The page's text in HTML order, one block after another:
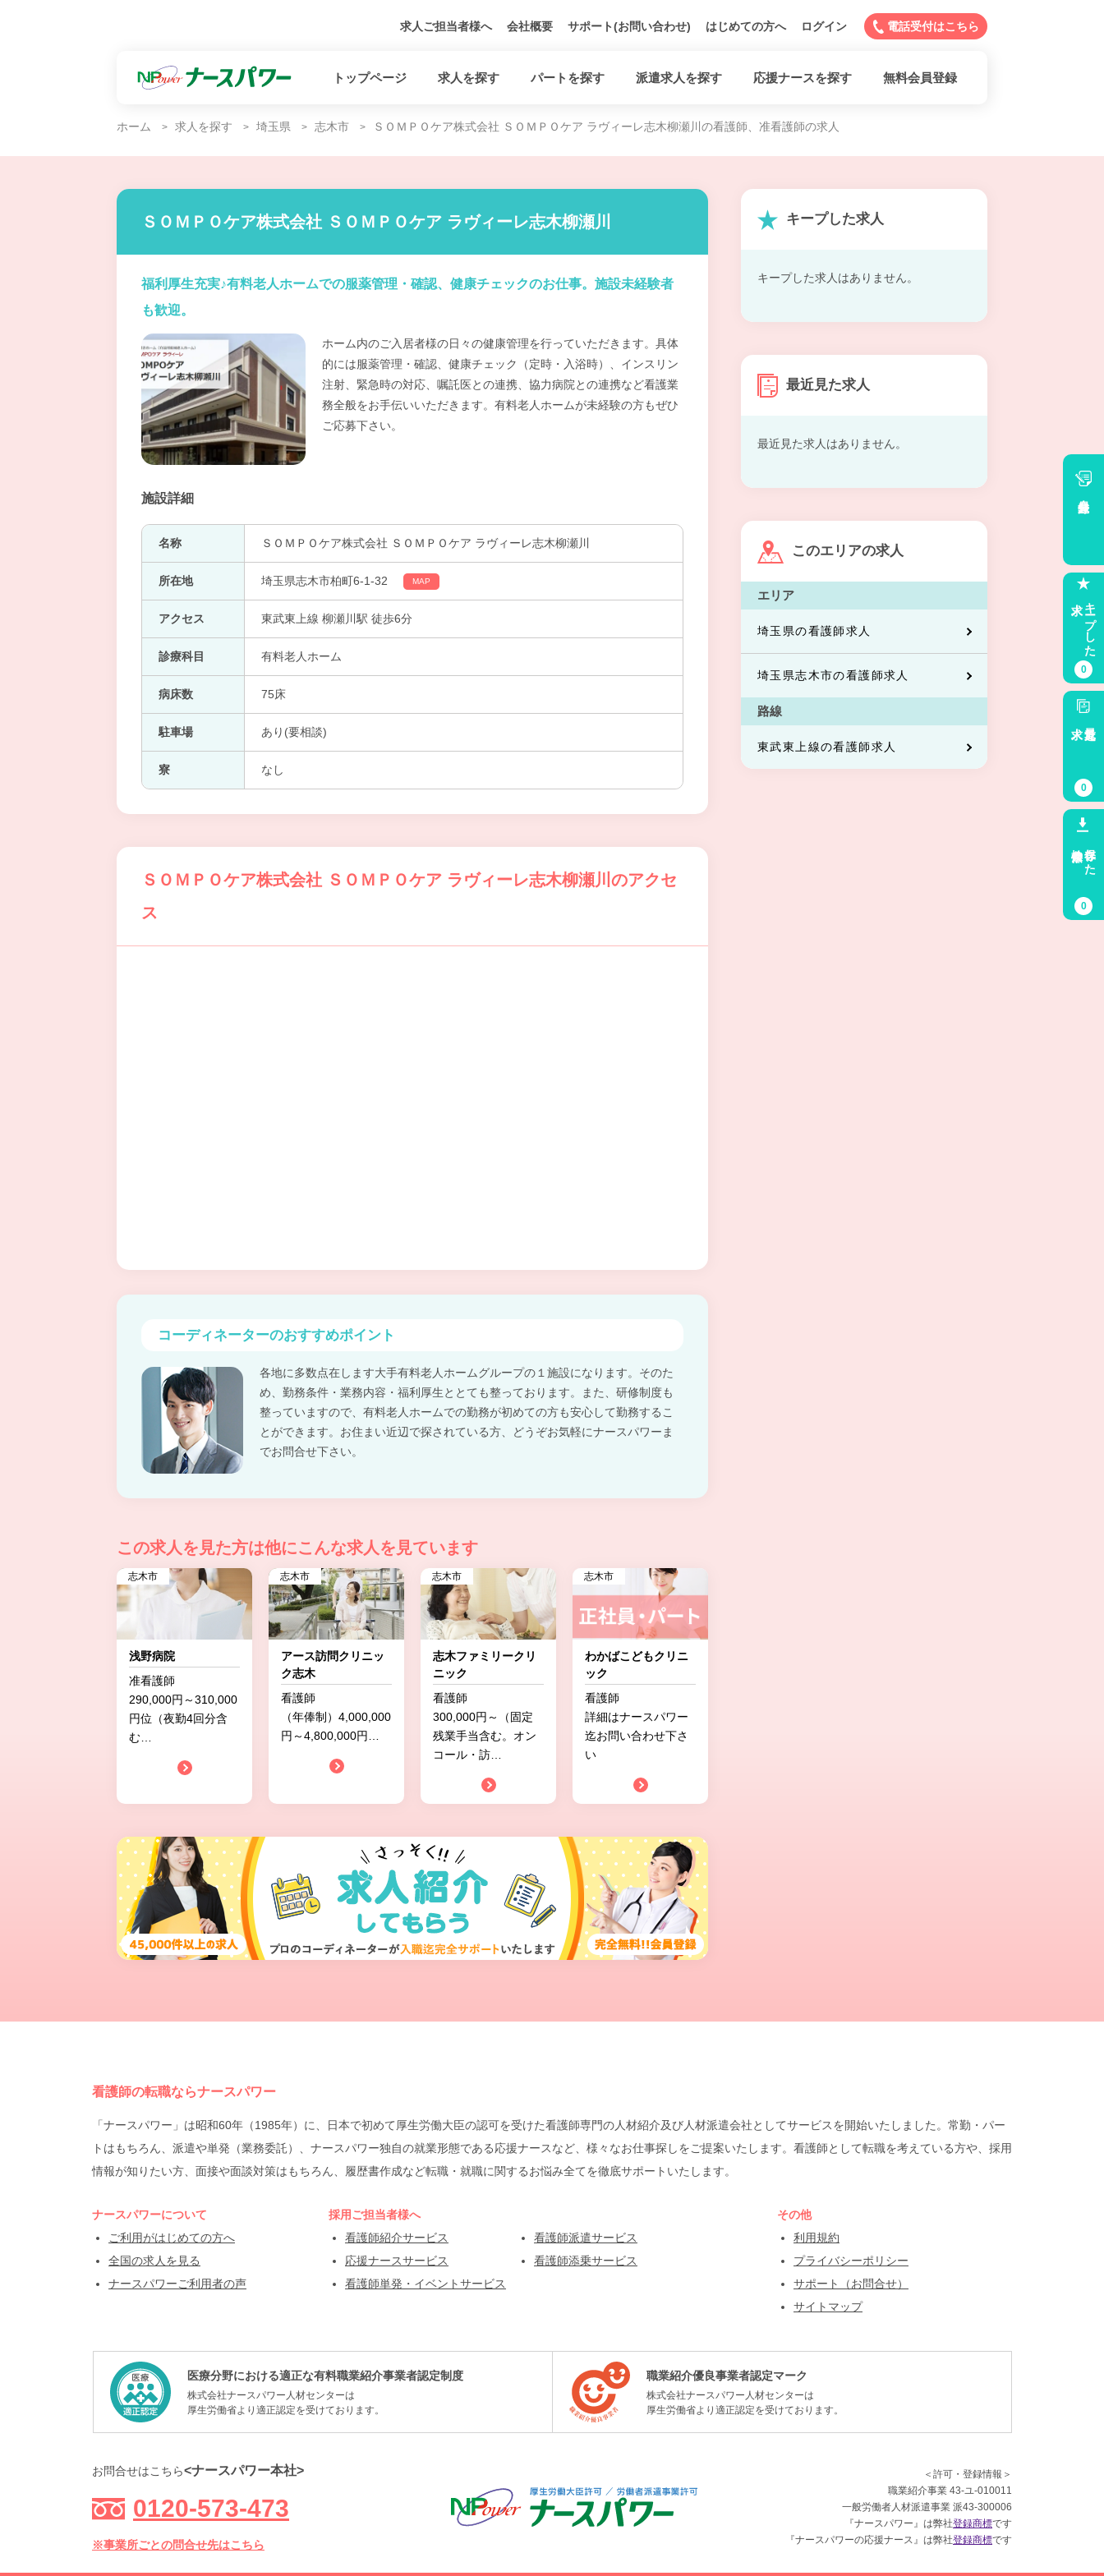
求人ご担当者様へ 会社概要 サポート(お問い合わせ) はじめての方へ ログイン 電話受付はこちら
トップページ 求人を探す パートを探す 派遣求人を探す 応援ナースを探す 無料会員登録
ホーム 求人を探す 埼玉県 志木市 ＳＯＭＰＯケア株式会社 ＳＯＭＰＯケア ラヴィーレ志木柳瀬川の看護師、准看護師の求人
ＳＯＭＰＯケア株式会社 ＳＯＭＰＯケア ラヴィーレ志木柳瀬川
福利厚生充実♪有料老人ホームでの服薬管理・確認、健康チェックのお仕事。施設未経験者
も歓迎。
ホーム内のご入居者様の日々の健康管理を行っていただきます。具体
的には服薬管理・確認、健康チェック（定時・入浴時）、インスリン
注射、緊急時の対応、嘱託医との連携、協力病院との連携など看護業
務全般をお手伝いいただきます。有料老人ホームが未経験の方もぜひ
ご応募下さい。
施設詳細
名称 ＳＯＭＰＯケア株式会社 ＳＯＭＰＯケア ラヴィーレ志木柳瀬川
所在地 埼玉県志木市柏町6-1-32 MAP
アクセス 東武東上線 柳瀬川駅 徒歩6分
診療科目 有料老人ホーム
病床数 75床
駐車場 あり(要相談)
寮 なし
ＳＯＭＰＯケア株式会社 ＳＯＭＰＯケア ラヴィーレ志木柳瀬川のアクセ
ス
コーディネーターのおすすめポイント
各地に多数点在します大手有料老人ホームグループの１施設になります。そのた
め、勤務条件・業務内容・福利厚生ととても整っております。また、研修制度も
整っていますので、有料老人ホームでの勤務が初めての方も安心して勤務するこ
とができます。お住まい近辺で探されている方、どうぞお気軽にナースパワーま
でお問合せ下さい。
この求人を見た方は他にこんな求人を見ています
志木市
浅野病院
准看護師
290,000円～310,000
円位（夜勤4回分含
む
志木市
アース訪問クリニッ
ク志木
看護師
（年俸制）4,000,000
円～4,800,000円
志木市
志木ファミリークリ
ニック
看護師
300,000円～（固定
残業手当含む。オン
コール・訪
志木市
わかばこどもクリニ
ック
看護師
詳細はナースパワー
迄お問い合わせ下さ
い
キープした求人
キープした求人はありません。
最近見た求人
最近見た求人はありません。
このエリアの求人
エリア
埼玉県の看護師求人
埼玉県志木市の看護師求人
路線
東武東上線の看護師求人
看護師の転職ならナースパワー
「ナースパワー」は昭和60年（1985年）に、日本で初めて厚生労働大臣の認可を受けた看護師専門の人材紹介及び人材派遣会社としてサービスを開始いたしました。常勤・パー
トはもちろん、派遣や単発（業務委託）、ナースパワー独自の就業形態である応援ナースなど、様々なお仕事探しをご提案いたします。看護師として転職を考えている方や、採用
情報が知りたい方、面接や面談対策はもちろん、履歴書作成など転職・就職に関するお悩み全てを徹底サポートいたします。
ナースパワーについて
ご利用がはじめての方へ
全国の求人を見る
ナースパワーご利用者の声
採用ご担当者様へ
看護師紹介サービス
応援ナースサービス
看護師単発・イベントサービス
看護師派遣サービス
看護師添乗サービス
その他
利用規約
プライバシーポリシー
サポート（お問合せ）
サイトマップ
医療分野における適正な有料職業紹介事業者認定制度
株式会社ナースパワー人材センターは
厚生労働省より適正認定を受けております。
職業紹介優良事業者認定マーク
株式会社ナースパワー人材センターは
厚生労働省より適正認定を受けております。
お問合せはこちら<ナースパワー本社>
0120-573-473
※事業所ごとの問合せ先はこちら
＜許可・登録情報＞
職業紹介事業 43-ユ-010011
一般労働者人材派遣事業 派43-300006
『ナースパワー』は弊社登録商標です
『ナースパワーの応援ナース』は弊社登録商標です
キープした
0
最近見た
0
保存した
0